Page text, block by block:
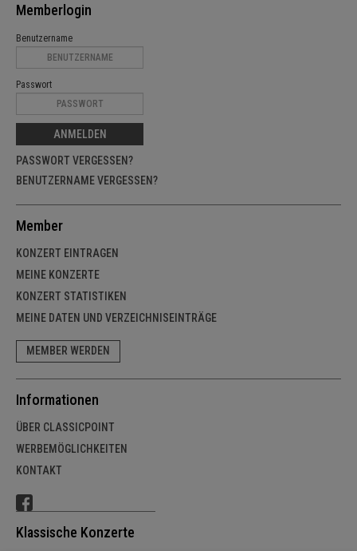
Memberlogin
Benutzername
Passwort
ANMELDEN
PASSWORT VERGESSEN?
BENUTZERNAME VERGESSEN?
Member
KONZERT EINTRAGEN
MEINE KONZERTE
KONZERT STATISTIKEN
MEINE DATEN UND VERZEICHNISEINTRÄGE
MEMBER WERDEN
Informationen
ÜBER CLASSICPOINT
WERBEMÖGLICHKEITEN
KONTAKT
Klassische Konzerte